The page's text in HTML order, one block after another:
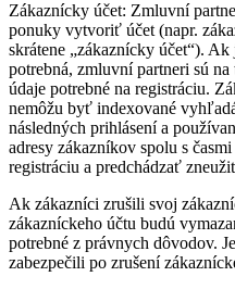
Zákaznícky účet: Zmluvní
ponuky vytvoriť účet (napr.
skrátene „zákaznícky účet“).
potrebná, zmluvní partneri sú
údaje potrebné na registráciu.
nemôžu byť indexované
následných prihlásení a
adresy zákazníkov spolu s
registráciu a predchádzať
Ak zákazníci zrušili svoj
zákazníckeho účtu budú
potrebné z právnych dôvodov.
zabezpečili po zrušení